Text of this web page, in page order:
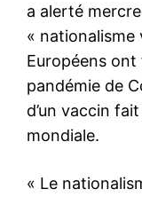
a alerté
« nationalisme
Européens
pandémie de
d’un vaccin
mondiale.
« Le